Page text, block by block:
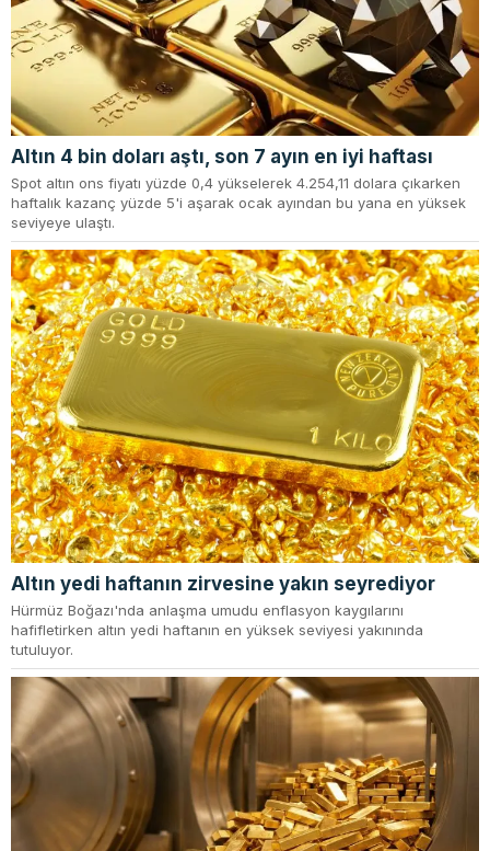
Altın 4 bin doları aştı, son 7 ayın en iyi haftası
Spot altın ons fiyatı yüzde 0,4 yükselerek 4.254,11 dolara çıkarken
haftalık kazanç yüzde 5'i aşarak ocak ayından bu yana en yüksek
seviyeye ulaştı.
Altın yedi haftanın zirvesine yakın seyrediyor
Hürmüz Boğazı'nda anlaşma umudu enflasyon kaygılarını
hafifletirken altın yedi haftanın en yüksek seviyesi yakınında
tutuluyor.